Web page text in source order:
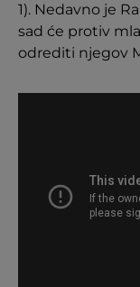
1). Nedavno je
sad će protiv
odrediti njegov